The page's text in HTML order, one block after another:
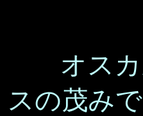
オス
スの茂み